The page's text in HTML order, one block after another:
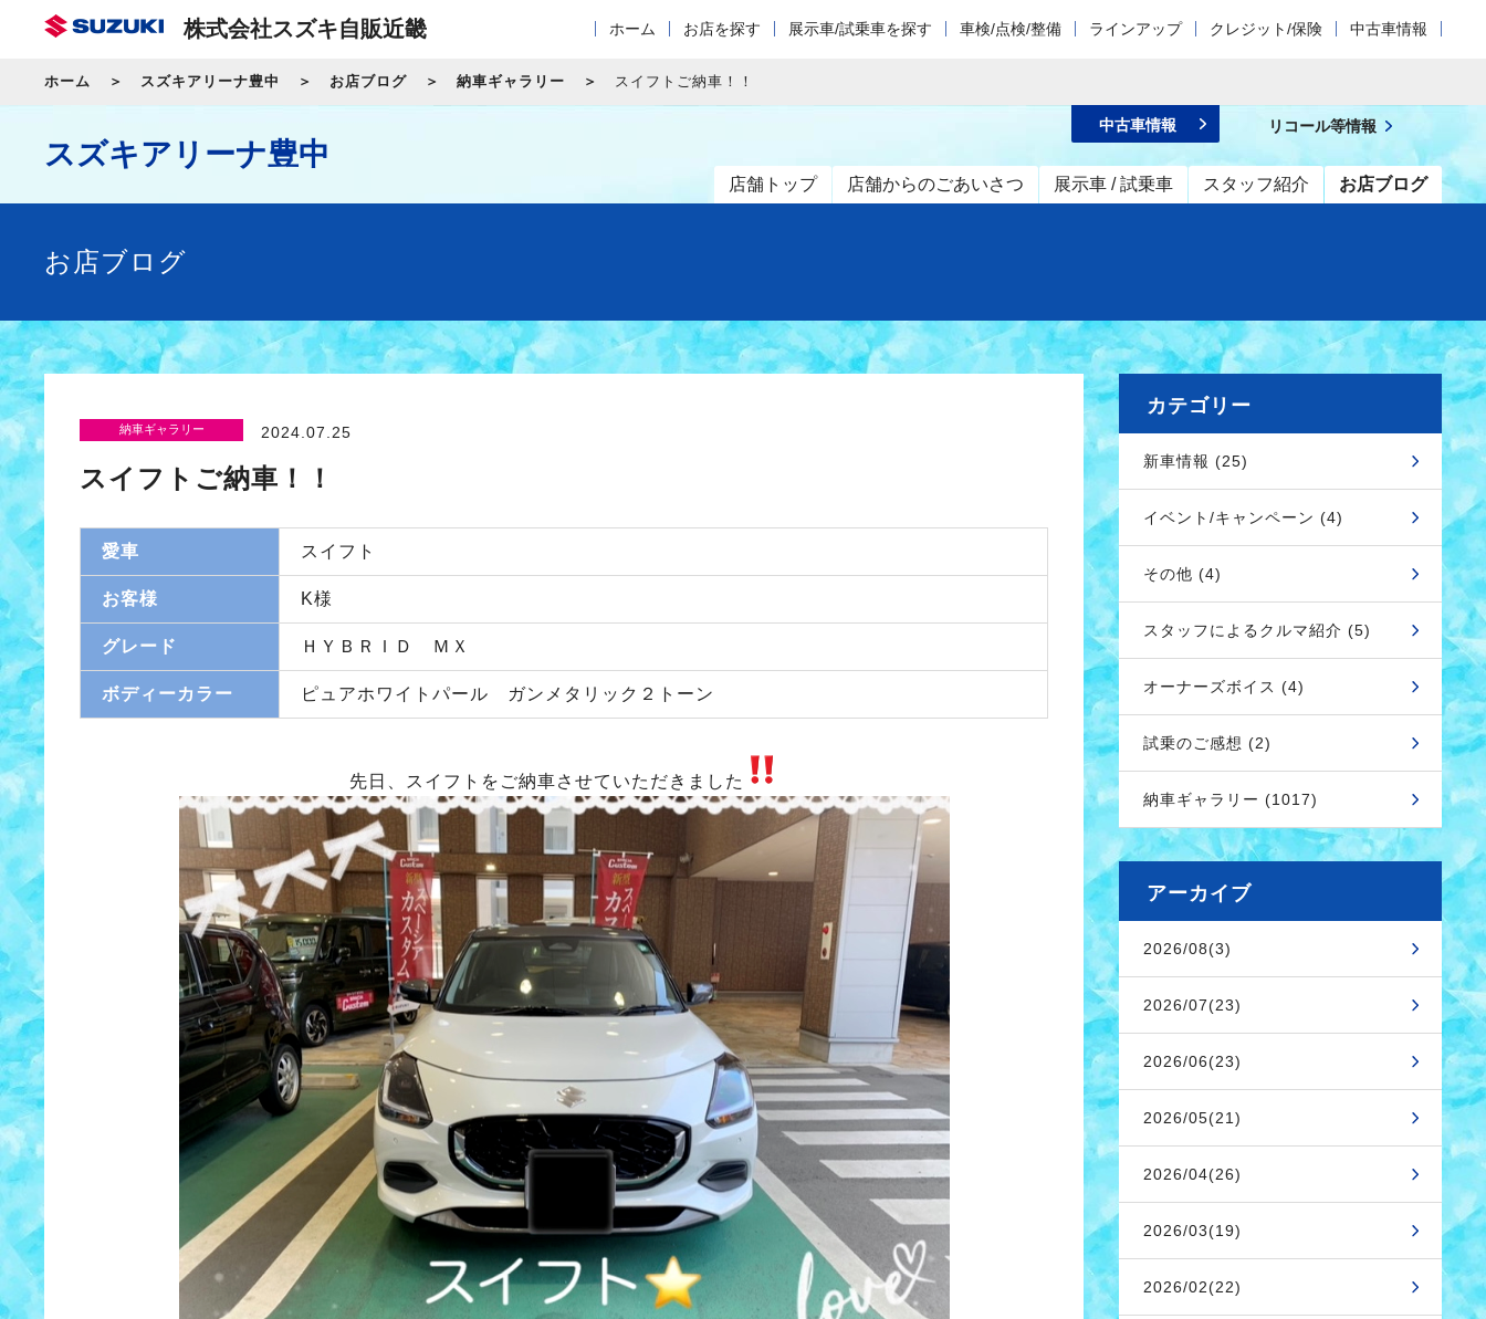
株式会社スズキ自販近畿 ホーム お店を探す 展示車/試乗車を探す 車検/点検/整備 ラインアップ クレジット/保険 中古車情報
ホーム スズキアリーナ豊中 お店ブログ 納車ギャラリー スイフトご納車！！
スズキアリーナ豊中
店舗トップ 店舗からのごあいさつ 展示車 / 試乗車 スタッフ紹介 お店ブログ
中古車情報 リコール等情報
お店ブログ
納車ギャラリー 2024.07.25
スイフトご納車！！
愛車 スイフト
お客様 K様
グレード ＨＹＢＲＩＤ ＭＸ
ボディーカラー ピュアホワイトパール ガンメタリック２トーン
先日、スイフトをご納車させていただきました
カテゴリー
新車情報 (25)
イベント/キャンペーン (4)
その他 (4)
スタッフによるクルマ紹介 (5)
オーナーズボイス (4)
試乗のご感想 (2)
納車ギャラリー (1017)
アーカイブ
2026/08(3)
2026/07(23)
2026/06(23)
2026/05(21)
2026/04(26)
2026/03(19)
2026/02(22)